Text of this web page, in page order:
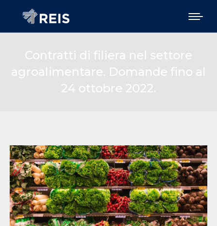
Contratti di filiera nel settore
agroalimentare. Domande fino al
24 ottobre 2022.